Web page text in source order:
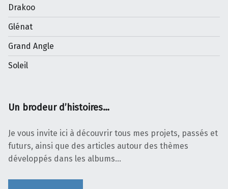
Drakoo
Glénat
Grand Angle
Soleil
Un brodeur d’histoires…
Je vous invite ici à découvrir tous mes projets, passés et
futurs, ainsi que des articles autour des thèmes
développés dans les albums…